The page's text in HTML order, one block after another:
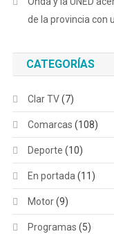
de la provincia con
CATEGORÍAS
Clar TV(7)
Comarcas (108)
Deporte (10)
En portada (11)
Motor(9)
Programas (5)